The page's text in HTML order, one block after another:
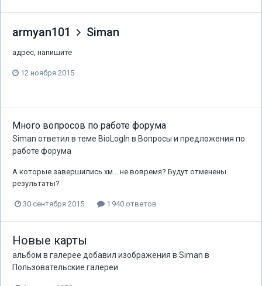
armyan101 Siman
адрес, напишите
12 ноября 2015
Много вопросов по работе форума
Siman ответил в теме BioLogIn в Вопросы и предложения по
работе форума
А которые завершились хм... не вовремя? Будут отменены
результаты?
30 сентября 2015 1 940 ответов
Новые карты
альбом в галерее добавил изображения в Siman в
Пользовательские галереи